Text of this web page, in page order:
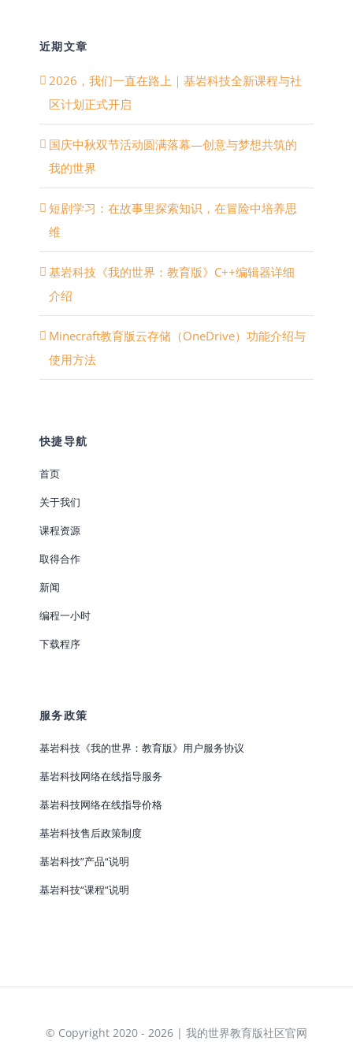
近期文章
2026，我们一直在路上｜基岩科技全新课程与社
区计划正式开启
国庆中秋双节活动圆满落幕—创意与梦想共筑的
我的世界
短剧学习：在故事里探索知识，在冒险中培养思
维
基岩科技《我的世界：教育版》C++编辑器详细
介绍
Minecraft教育版云存储（OneDrive）功能介绍与
使用方法
快捷导航
首页
关于我们
课程资源
取得合作
新闻
编程一小时
下载程序
服务政策
基岩科技《我的世界：教育版》用户服务协议
基岩科技网络在线指导服务
基岩科技网络在线指导价格
基岩科技售后政策制度
基岩科技”产品“说明
基岩科技“课程”说明
© Copyright 2020 - 2026 | 我的世界教育版社区官网